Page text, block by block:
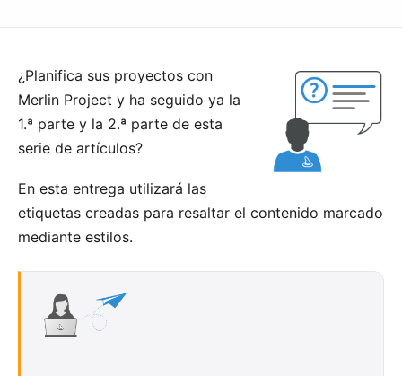
¿Planifica sus proyectos con
Merlin Project y ha seguido ya la
1.ª parte y la 2.ª parte de esta
serie de artículos?
En esta entrega utilizará las
etiquetas creadas para resaltar el contenido marcado
mediante estilos.